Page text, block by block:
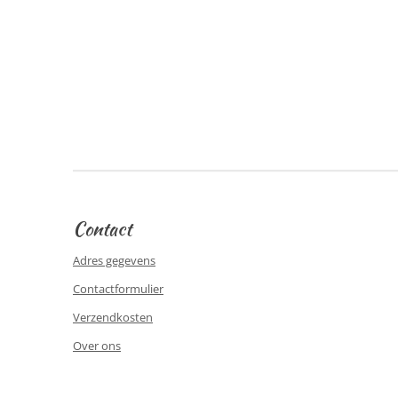
Contact
Adres gegevens
Contactformulier
Verzendkosten
Over ons